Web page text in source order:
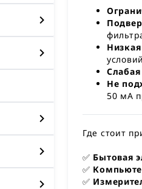
Не
50 мА
Где стоит
✅ Бытовая
✅
✅